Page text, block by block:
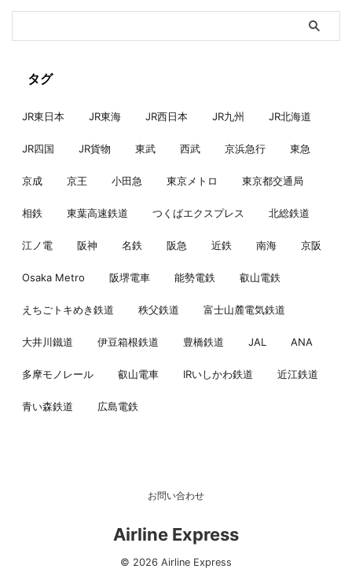
タグ
JR東日本 JR東海 JR西日本 JR九州 JR北海道
JR四国 JR貨物 東武 西武 京浜急行 東急
京成 京王 小田急 東京メトロ 東京都交通局
相鉄 東葉高速鉄道 つくばエクスプレス 北総鉄道
江ノ電 阪神 名鉄 阪急 近鉄 南海 京阪
Osaka Metro 阪堺電車 能勢電鉄 叡山電鉄
えちごトキめき鉄道 秩父鉄道 富士山麓電気鉄道
大井川鐵道 伊豆箱根鉄道 豊橋鉄道 JAL ANA
多摩モノレール 叡山電車 IRいしかわ鉄道 近江鉄道
青い森鉄道 広島電鉄
お問い合わせ
Airline Express
© 2026 Airline Express